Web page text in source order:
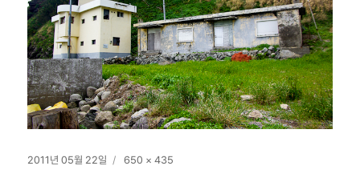
작
2011년 05월 22일
전
650 × 435